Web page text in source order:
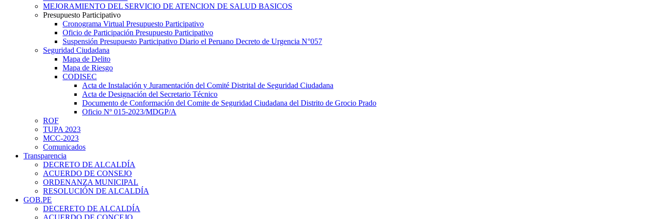
MEJORAMIENTO DEL SERVICIO DE ATENCION DE SALUD BASICOS
Presupuesto Participativo
Cronograma Virtual Presupuesto Participativo
Oficio de Participación Presupuesto Participativo
Suspensión Presupuesto Participativo Diario el Peruano Decreto de Urgencia N°057
Seguridad Ciudadana
Mapa de Delito
Mapa de Riesgo
CODISEC
Acta de Instalación y Juramentación del Comité Distrital de Seguridad Ciudadana
Acta de Designación del Secretario Técnico
Documento de Conformación del Comite de Seguridad Ciudadana del Distrito de Grocio Prado
Oficio Nº 015-2023/MDGP/A
ROF
TUPA 2023
MCC-2023
Comunicados
Transparencia
DECRETO DE ALCALDÍA
ACUERDO DE CONSEJO
ORDENANZA MUNICIPAL
RESOLUCIÓN DE ALCALDÍA
GOB.PE
DECERETO DE ALCALDÍA
ACUERDO DE CONCEJO